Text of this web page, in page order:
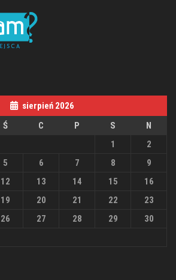
sierpień 2026
Ś C P S
N
1
2
5 6 7 8
9
12 13 14 15
16
19 20 21 22
23
26 27 28 29
30